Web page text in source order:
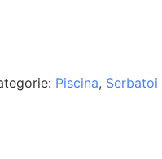
Piscina, Serbatoi